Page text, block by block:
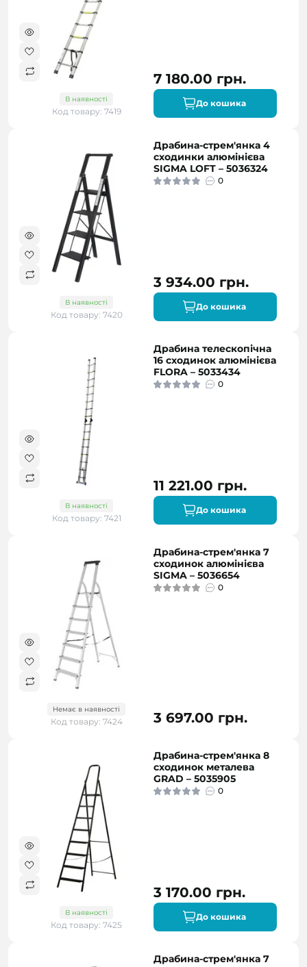
В наявності
Код товару: 7419
7 180.00 грн.
До кошика
В наявності
Код товару: 7420
Драбина-стрем'янка 4
сходинки алюмінієва
SIGMA LOFT – 5036324
0
3 934.00 грн.
До кошика
В наявності
Код товару: 7421
Драбина телескопічна
16 сходинок алюмінієва
FLORA – 5033434
0
11 221.00 грн.
До кошика
Немає в наявності
Код товару: 7424
Драбина-стрем'янка 7
сходинок алюмінієва
SIGMA – 5036654
0
3 697.00 грн.
В наявності
Код товару: 7425
Драбина-стрем'янка 8
сходинок металева
GRAD – 5035905
0
3 170.00 грн.
До кошика
Драбина-стрем'янка 7